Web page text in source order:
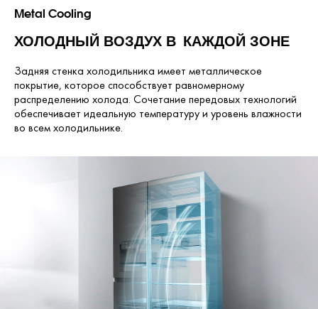
Metal Cooling
ХОЛОДНЫЙ ВОЗДУХ В КАЖДОЙ ЗОНЕ
Задняя стенка холодильника имеет металлическое
покрытие, которое способствует равномерному
распределению холода. Сочетание передовых технологий
обеспечивает идеальную температуру и уровень влажности
во всем холодильнике.